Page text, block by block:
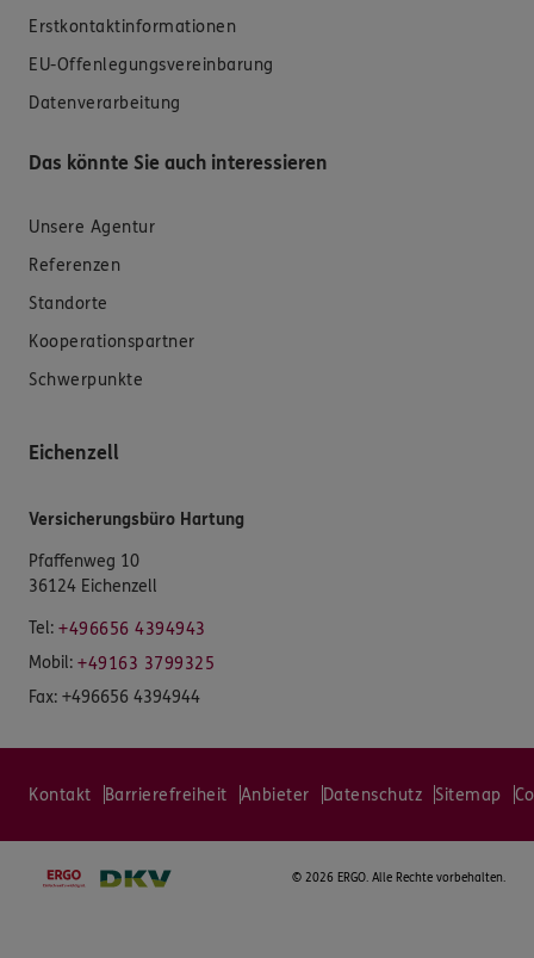
Erstkontaktinformationen
EU-Offenlegungsvereinbarung
Datenverarbeitung
Das könnte Sie auch interessieren
Unsere Agentur
Referenzen
Standorte
Kooperationspartner
Schwerpunkte
Eichenzell
Versicherungsbüro Hartung
Pfaffenweg 10
36124 Eichenzell
Tel: +496656 4394943
Mobil: +49163 3799325
Fax: +496656 4394944
Kontakt Barrierefreiheit Anbieter Datenschutz Sitemap
© 2026 ERGO. Alle Rechte vorbehalten.